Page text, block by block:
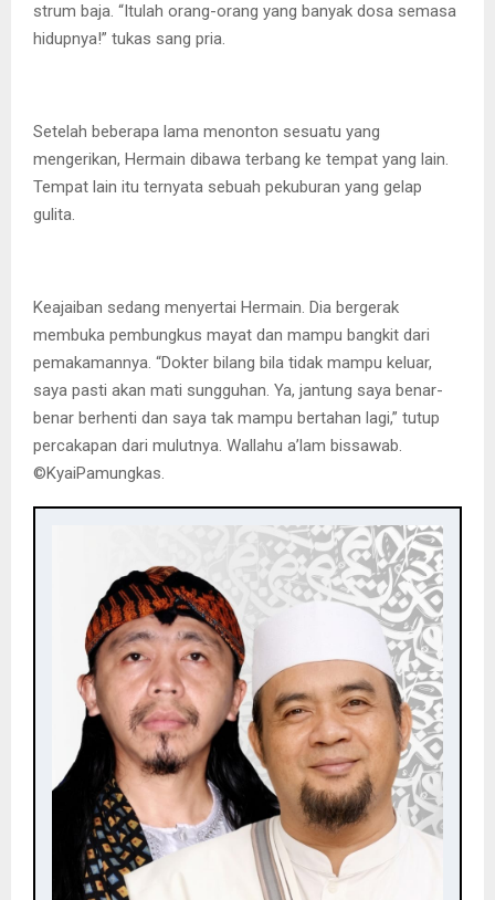
strum baja. “Itulah orang-orang yang banyak dosa semasa
hidupnya!” tukas sang pria.
Setelah beberapa lama menonton sesuatu yang
mengerikan, Hermain dibawa terbang ke tempat yang lain.
Tempat lain itu ternyata sebuah pekuburan yang gelap
gulita.
Keajaiban sedang menyertai Hermain. Dia bergerak
membuka pembungkus mayat dan mampu bangkit dari
pemakamannya. “Dokter bilang bila tidak mampu keluar,
saya pasti akan mati sungguhan. Ya, jantung saya benar-
benar berhenti dan saya tak mampu bertahan lagi,” tutup
percakapan dari mulutnya. Wallahu a’lam bissawab.
©️KyaiPamungkas.